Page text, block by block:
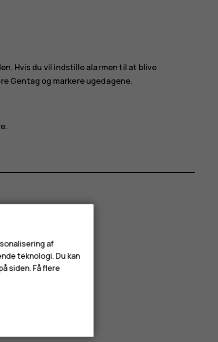
Hvis du vil indstille alarmen til at blive
Gentag og markere ugedagene.
af
teknologi. Du kan
siden. Få flere